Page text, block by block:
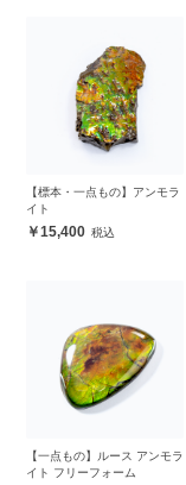
【標本・一点もの】アンモラ
イト
15,400
【一点もの】ルース アンモラ
イト フリーフォーム